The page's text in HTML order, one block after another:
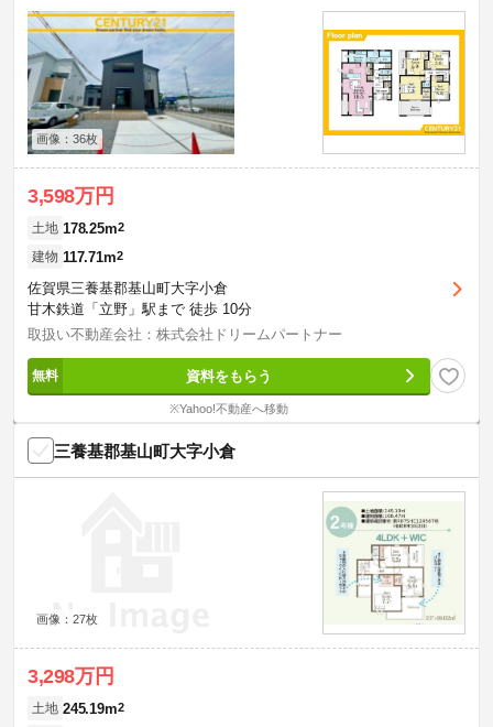
画像：36枚
3,598万円
土地 178.25m2
建物 117.71m2
佐賀県三養基郡基山町大字小倉
甘木鉄道「立野」駅まで 徒歩 10分
取扱い不動産会社：株式会社ドリームパートナー
資料をもらう
※Yahoo!不動産へ移動
三養基郡基山町大字小倉
画像：27枚
3,298万円
土地 245.19m2